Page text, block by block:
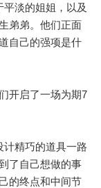
淡的姐姐，以及
弟弟。他们正面
自己的强项是什
开启了一场为期7
精巧的道具一路
了自己想做的事
的终点和中间节